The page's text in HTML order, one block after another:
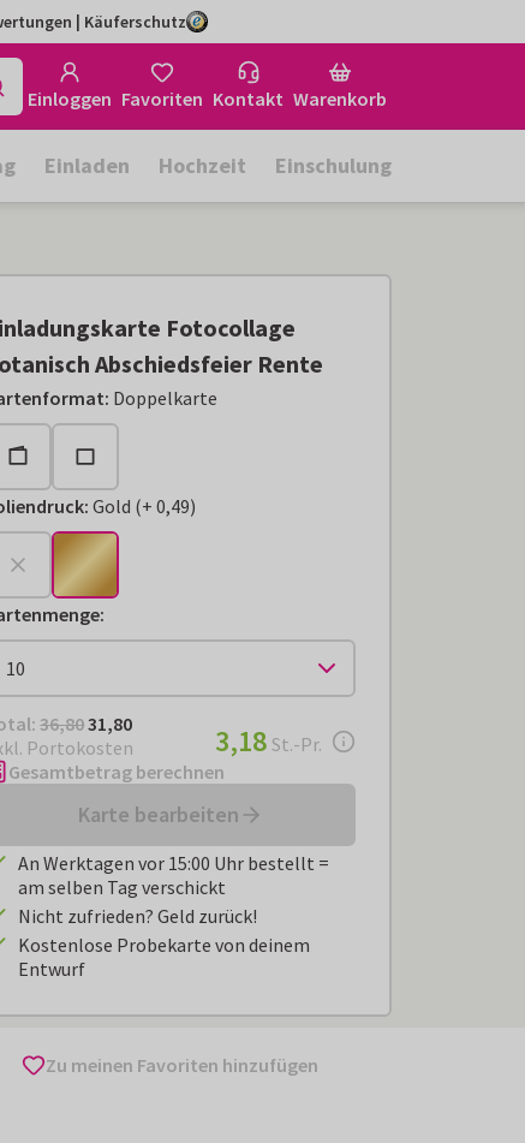
| Käuferschutz
Einloggen Favoriten Kontakt Warenkorb
Einladen Hochzeit Einschulung
Fotocollage
Abschiedsfeier Rente
: Doppelkarte
:Gold (
0,49
+ 0,49)
:
€ 31,80
36,8031,80
Portokosten
€ 3,18pro Stück
3,18 St.-Pr.
Gesamtbetrag berechnen
Karte bearbeiten
An Werktagen vor 15:00 Uhr bestellt =
am selben Tag verschickt
Nicht zufrieden? Geld zurück!
Kostenlose Probekarte von deinem
Entwurf
Zu meinen Favoriten hinzufügen